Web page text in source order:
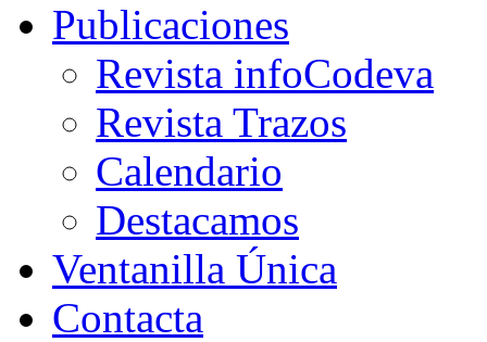
Publicaciones
Revista infoCodeva
Revista Trazos
Calendario
Destacamos
Ventanilla Única
Contacta